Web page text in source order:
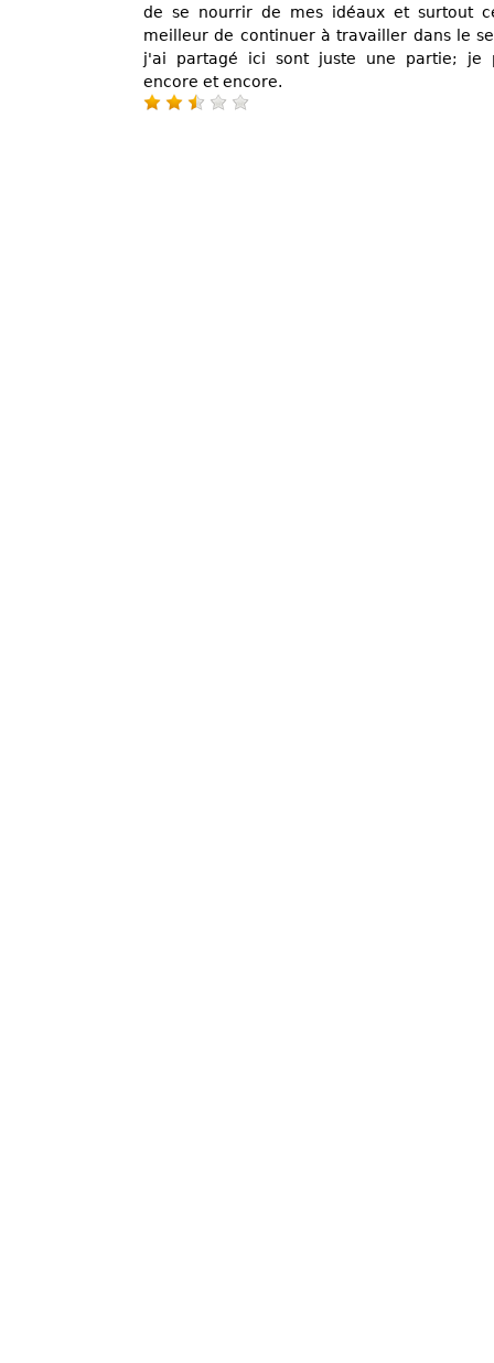
de se nourrir de mes idéaux et surtout
meilleur de continuer à travailler dans le
j'ai partagé ici sont juste une partie; je
encore et encore.